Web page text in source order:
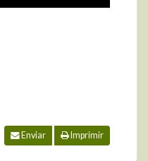
Enviar Imprimir